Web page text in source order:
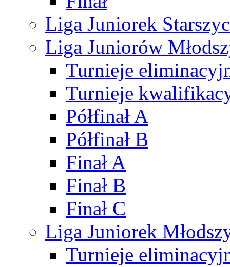
Liga Juniorek
Liga Juniorów
Turnieje
Turnieje
Półfinał A
Półfinał B
Finał A
Finał B
Finał C
Liga Juniorek
Turnieje